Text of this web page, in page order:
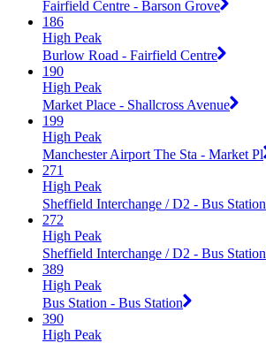
Fairfield Centre - Barson Grove
186
High Peak
Burlow Road - Fairfield Centre
190
High Peak
Market Place - Shallcross Avenue
199
High Peak
Manchester Airport The Sta - Market Pl
271
High Peak
Sheffield Interchange / D2 - Bus Station
272
High Peak
Sheffield Interchange / D2 - Bus Station
389
High Peak
Bus Station - Bus Station
390
High Peak